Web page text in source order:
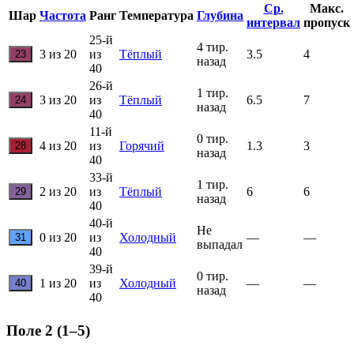
Шар Частота Ранг Температура Глубина
Ср.
интервал
Макс.
пропуск
23 3 из 20
25-й
из
40
Тёплый
4 тир.
назад
3.5 4
24 3 из 20
26-й
из
40
Тёплый
1 тир.
назад
6.5 7
28 4 из 20
11-й
из
40
Горячий
0 тир.
назад
1.3 3
29 2 из 20
33-й
из
40
Тёплый
1 тир.
назад
6 6
31 0 из 20
40-й
из
40
Холодный
Не
выпадал
— —
40 1 из 20
39-й
из
40
Холодный
0 тир.
назад
— —
Поле 2 (1–5)